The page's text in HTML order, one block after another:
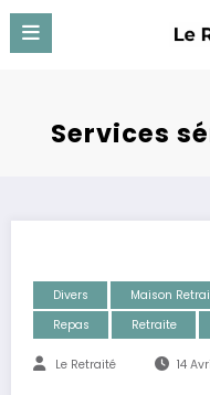
Aller
contenu
Services
Divers Maison
Repas
Retraite
Le Retraité 14